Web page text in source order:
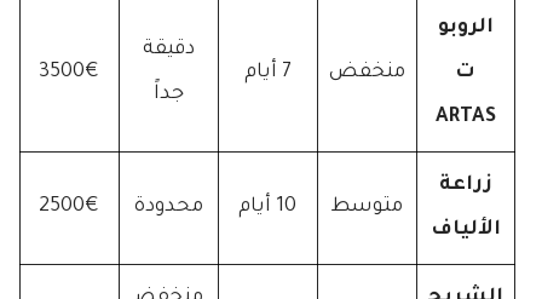
الروبو
ت
ARTAS
منخفض 7 أيام
دقيقة
جداً
3500€
زراعة
الألياف
متوسط 10 أيام محدودة 2500€